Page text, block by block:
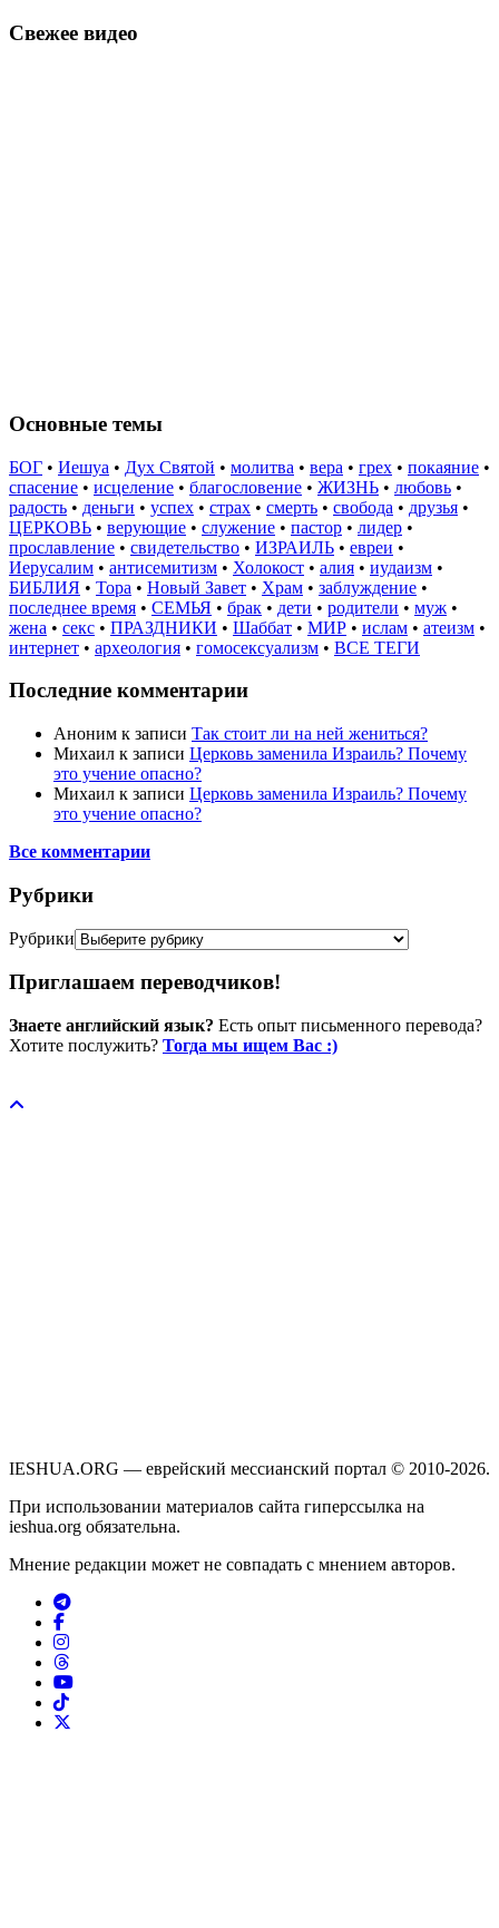
Свежее видео
Основные темы
БОГ • Иешуа • Дух Святой • молитва • вера • грех • покаяние •
спасение • исцеление • благословение • ЖИЗНЬ • любовь •
радость • деньги • успех • страх • смерть • свобода • друзья •
ЦЕРКОВЬ • верующие • служение • пастор • лидер •
прославление • свидетельство • ИЗРАИЛЬ • евреи •
Иерусалим • антисемитизм • Холокост • алия • иудаизм •
БИБЛИЯ • Тора • Новый Завет • Храм • заблуждение •
последнее время • СЕМЬЯ • брак • дети • родители • муж •
жена • секс • ПРАЗДНИКИ • Шаббат • МИР • ислам • атеизм •
интернет • археология • гомосексуализм • ВСЕ ТЕГИ
Последние комментарии
Аноним к записи Так стоит ли на ней жениться?
Михаил к записи Церковь заменила Израиль? Почему
это учение опасно?
Михаил к записи Церковь заменила Израиль? Почему
это учение опасно?
Все комментарии
Рубрики
Рубрики
Приглашаем переводчиков!
Знаете английский язык? Есть опыт письменного перевода?
Хотите послужить? Тогда мы ищем Вас :)
IESHUA.ORG — еврейский мессианский портал © 2010-2026.
При использовании материалов сайта гиперссылка на
ieshua.org обязательна.
Мнение редакции может не совпадать с мнением авторов.